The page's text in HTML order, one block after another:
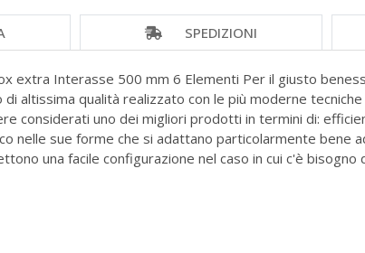
SPEDIZIONI
extra Interasse 500 mm 6 Elementi Per il giusto
altissima qualità realizzato con le più moderne
considerati uno dei migliori prodotti in termini di:
sue forme che si adattano particolarmente bene
una facile configurazione nel caso in cui c'è